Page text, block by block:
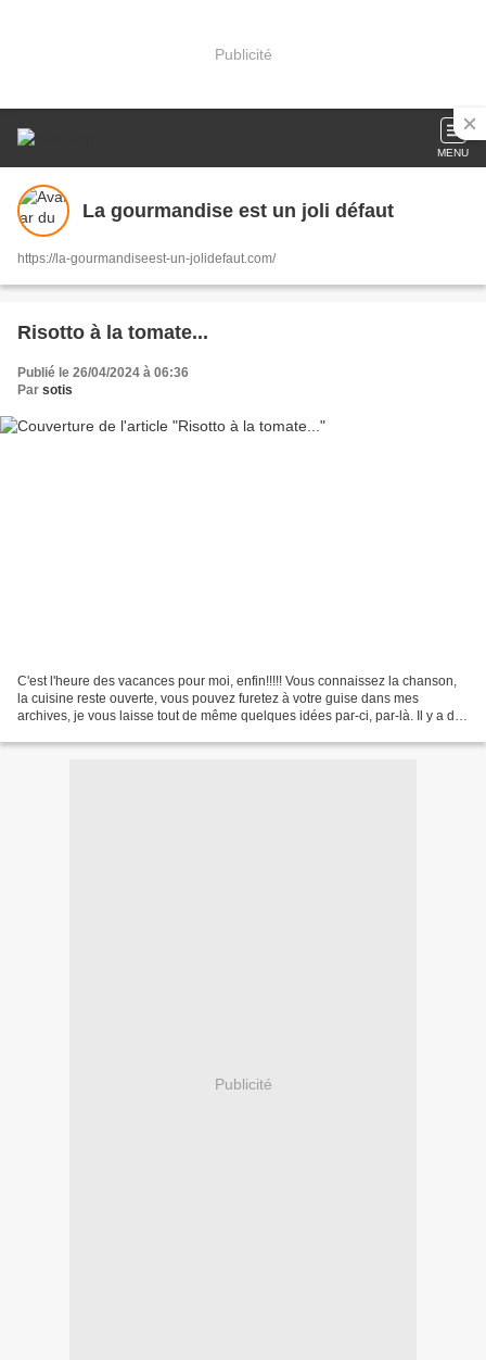
Publicité
MENU
La gourmandise est un joli défaut
https://la-gourmandiseest-un-jolidefaut.com/
Risotto à la tomate...
Publié le 26/04/2024 à 06:36
Par sotis
C'est l'heure des vacances pour moi, enfin!!!!! Vous connaissez la chanson,
la cuisine reste ouverte, vous pouvez furetez à votre guise dans mes
archives, je vous laisse tout de même quelques idées par-ci, par-là. Il y a des
Publicité